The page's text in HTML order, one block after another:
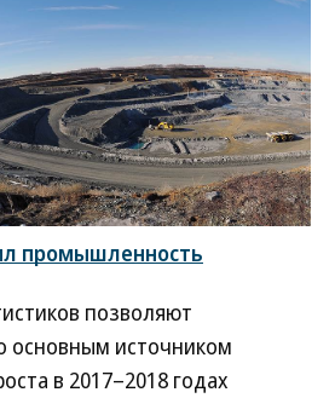
промышленность
позволяют
основным источником
в 2017–2018 годах